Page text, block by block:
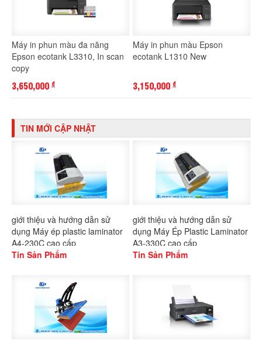
Máy in phun màu đa năng
Epson ecotank L3310, In scan
copy
3,650,000 đ
Máy in phun màu Epson
ecotank L1310 New
3,150,000 đ
TIN MỚI CẬP NHẬT
giới thiệu và hướng dẫn sử
dụng Máy ép plastic laminator
A4-230C cao cấp
Tin Sản Phẩm
giới thiệu và hướng dẫn sử
dụng Máy Ép Plastic Laminator
A3-330C cao cấp
Tin Sản Phẩm